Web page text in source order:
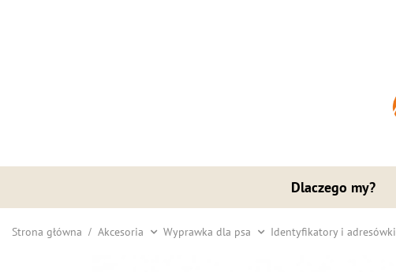
Dlaczego my?
Strona główna Akcesoria Wyprawka dla psa Identyfikatory i adresówki